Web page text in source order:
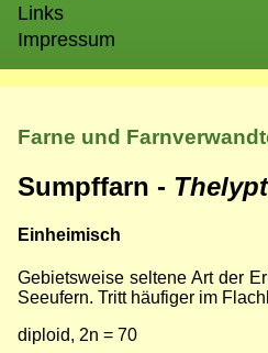
Links
Impressum
Farne und
Sumpffarn -
Einheimisch
Gebietsweise seltene Art der
Seeufern. Tritt häufiger im
diploid, 2n = 70